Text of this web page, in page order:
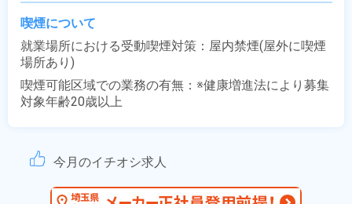
喫煙について
就業場所における受動喫煙対策：屋内禁煙(屋外に喫煙
場所あり)
喫煙可能区域での業務の有無：※健康増進法により募集
対象年齢20歳以上
今月のイチオシ求人